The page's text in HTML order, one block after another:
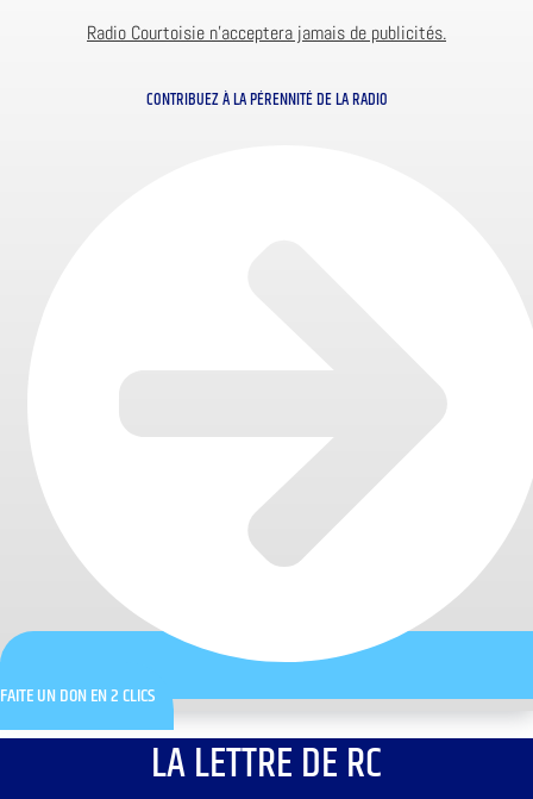
Radio Courtoisie n’acceptera jamais de publicités.
CONTRIBUEZ À LA PÉRENNITÉ DE LA RADIO
FAITE UN DON EN 2 CLICS
LA LETTRE DE RC